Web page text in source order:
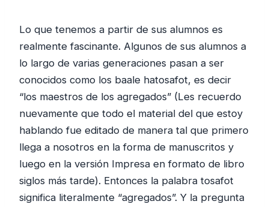
Lo que tenemos a partir de sus alumnos es
realmente fascinante. Algunos de sus alumnos a
lo largo de varias generaciones pasan a ser
conocidos como los baale hatosafot, es decir
“los maestros de los agregados” (Les recuerdo
nuevamente que todo el material del que estoy
hablando fue editado de manera tal que primero
llega a nosotros en la forma de manuscritos y
luego en la versión Impresa en formato de libro
siglos más tarde). Entonces la palabra tosafot
significa literalmente “agregados”. Y la pregunta